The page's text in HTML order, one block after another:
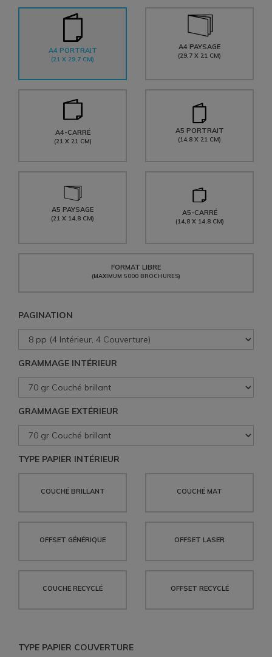
A4 PORTRAIT
(21 X 29,7 CM)
A4 PAYSAGE
(29,7 X 21 CM)
A4-CARRÉ
(21 X 21 CM)
A5 PORTRAIT
(14,8 X 21 CM)
A5 PAYSAGE
(21 X 14,8 CM)
A5-CARRÉ
(14,8 X 14,8 CM)
FORMAT LIBRE
(MAXIMUM 5000 BROCHURES)
PAGINATION
GRAMMAGE INTÉRIEUR
GRAMMAGE EXTÉRIEUR
TYPE PAPIER INTÉRIEUR
COUCHÉ BRILLANT COUCHÉ MAT
OFFSET GÉNÉRIQUE OFFSET LASER
COUCHE RECYCLÉ OFFSET RECYCLÉ
TYPE PAPIER COUVERTURE